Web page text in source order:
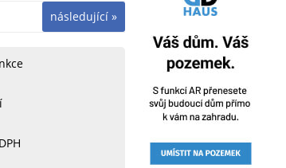
následující »